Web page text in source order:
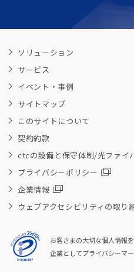
ソリューション
サービス
イベント・事例
サイトマップ
このサイトについて
契約約款
ctcの設備と保守体制/光ファイ
プライバシーポリシー
企業情報
ウェブアクセシビリティの取り
お客さまの大切な個人情報
企業としてプライバシーマ